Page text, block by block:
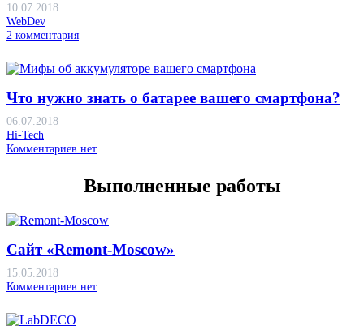
10.07.2018
WebDev
2 комментария
Что нужно знать о батарее вашего смартфона?
06.07.2018
Hi-Tech
Комментариев нет
Выполненные работы
Сайт «Remont-Moscow»
15.05.2018
Комментариев нет